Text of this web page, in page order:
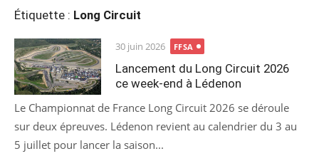
Étiquette : Long Circuit
Posted
on
30 juin 2026 FFSA
Lancement du Long Circuit 2026
ce week-end à Lédenon
Le Championnat de France Long Circuit 2026 se déroule
sur deux épreuves. Lédenon revient au calendrier du 3 au
5 juillet pour lancer la saison...